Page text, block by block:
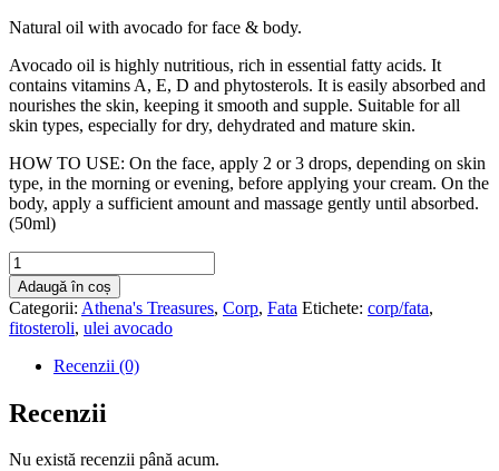
Natural oil with avocado for face & body.
Avocado oil is highly nutritious, rich in essential fatty acids. It
contains vitamins A, E, D and phytosterols. It is easily absorbed and
nourishes the skin, keeping it smooth and supple. Suitable for all
skin types, especially for dry, dehydrated and mature skin.
HOW TO USE: On the face, apply 2 or 3 drops, depending on skin
type, in the morning or evening, before applying your cream. On the
body, apply a sufficient amount and massage gently until absorbed.
(50ml)
Cantitate
Ulei
Natural
Avocado
50ml
Adaugă în coș
Categorii: Athena's Treasures, Corp, Fata Etichete: corp/fata,
fitosteroli, ulei avocado
Recenzii (0)
Recenzii
Nu există recenzii până acum.